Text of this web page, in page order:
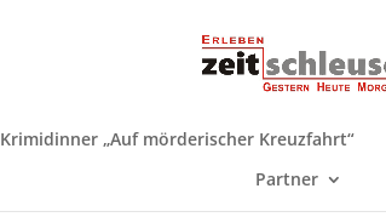
Krimidinner „Auf mörderischer Kreuzfahrt“
Partner